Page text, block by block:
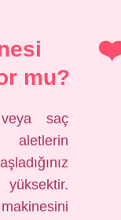
mu?
saç
aletlerin
yüksektir.